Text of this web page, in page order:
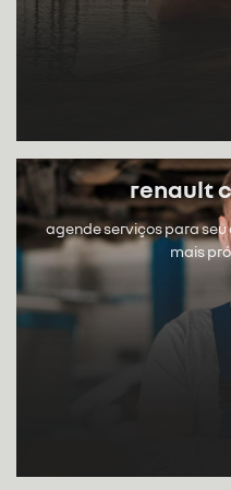
renault
agende serviços para
mais